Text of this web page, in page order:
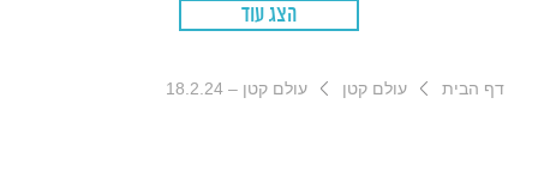
הצג עוד
דף הבית עולם קטן עולם קטן – 18.2.24